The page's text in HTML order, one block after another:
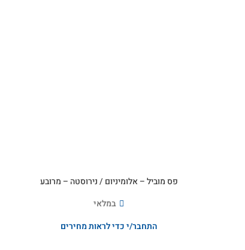
פס מוביל – אלומיניום / נירוסטה – מרובע
במלאי
התחבר/י כדי לראות מחירים